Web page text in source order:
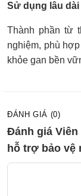
Sử dụng lâu
Thành phần từ
nghiệm, phù
khỏe gan bền
ĐÁNH GIÁ (0)
Đánh giá Viên
hỗ trợ bảo vệ